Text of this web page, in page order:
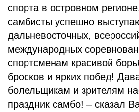
спорта в островном
самбисты успешно
дальневосточных,
международных
спортсменам красивой
бросков и ярких побед!
болельщикам и зрителям
праздник самбо! – сказал